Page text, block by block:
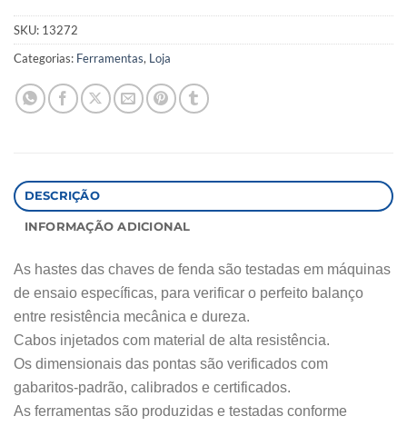
SKU: 13272
Categorias: Ferramentas, Loja
DESCRIÇÃO
INFORMAÇÃO ADICIONAL
As hastes das chaves de fenda são testadas em máquinas
de ensaio específicas, para verificar o perfeito balanço
entre resistência mecânica e dureza.
Cabos injetados com material de alta resistência.
Os dimensionais das pontas são verificados com
gabaritos-padrão, calibrados e certificados.
As ferramentas são produzidas e testadas conforme